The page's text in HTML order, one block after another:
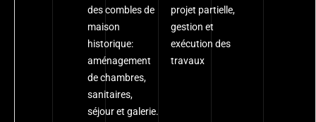
des combles de
maison
historique:
aménagement
de chambres,
sanitaires,
séjour et galerie.
projet partielle,
gestion et
exécution des
travaux